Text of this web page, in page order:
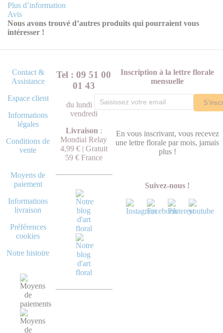
Plus d’information
Avis
Nous avons trouvé d’autres produits qui pourraient vous
intéresser !
Contact &
Assistance
Espace client
Informations
légales
Conditions de
vente
Moyens de
paiement
Informations
livraison
Préférences
cookies
Notre histoire
Tel : 09 51 00
01 43
du lundi au
vendredi
Livraison:
Mondial Relay
4,99 € | Gratuit
59 € France
Inscription à la lettre florale
mensuelle
En vous inscrivant, vous recevez
une lettre florale par mois, jamais
plus !
Suivez-nous !